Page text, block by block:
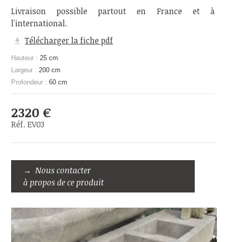
Livraison possible partout en France et à
l'international.
Télécharger la fiche pdf
Hauteur : 25 cm
Largeur : 200 cm
Profondeur : 60 cm
2320 €
Réf. EV03
Nous contacter
à propos de ce produit